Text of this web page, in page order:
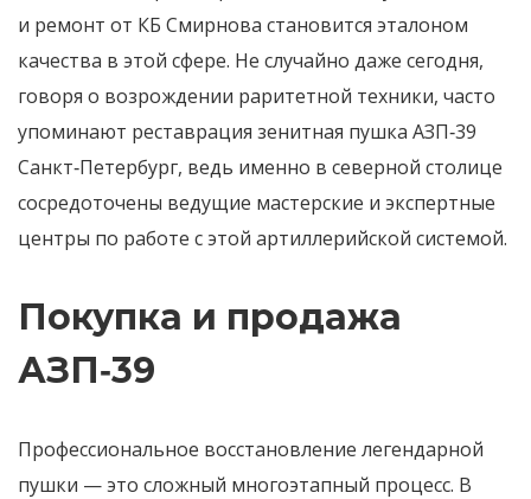
и ремонт от КБ Смирнова становится эталоном
качества в этой сфере. Не случайно даже сегодня,
говоря о возрождении раритетной техники, часто
упоминают реставрация зенитная пушка АЗП‑39
Санкт‑Петербург, ведь именно в северной столице
сосредоточены ведущие мастерские и экспертные
центры по работе с этой артиллерийской системой.
Покупка и продажа
АЗП‑39
Профессиональное восстановление легендарной
пушки — это сложный многоэтапный процесс. В